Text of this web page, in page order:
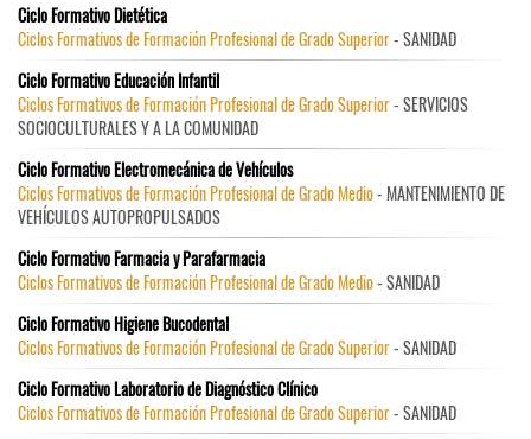
Ciclo Formativo Dietética
Ciclos Formativos de Formación Profesional de Grado Superior- SANIDAD
Ciclo Formativo Educación Infantil
Ciclos Formativos de Formación Profesional de Grado Superior- SERVICIOS
SOCIOCULTURALES Y A LA COMUNIDAD
Ciclo Formativo Electromecánica de Vehículos
Ciclos Formativos de Formación Profesional de Grado Medio- MANTENIMIENTO DE
VEHÍCULOS AUTOPROPULSADOS
Ciclo Formativo Farmacia y Parafarmacia
Ciclos Formativos de Formación Profesional de Grado Medio- SANIDAD
Ciclo Formativo Higiene Bucodental
Ciclos Formativos de Formación Profesional de Grado Superior- SANIDAD
Ciclo Formativo Laboratorio de Diagnóstico Clínico
Ciclos Formativos de Formación Profesional de Grado Superior- SANIDAD